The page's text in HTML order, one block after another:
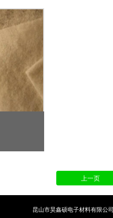
上一页
昆山市昊鑫硕电子材料有限公司